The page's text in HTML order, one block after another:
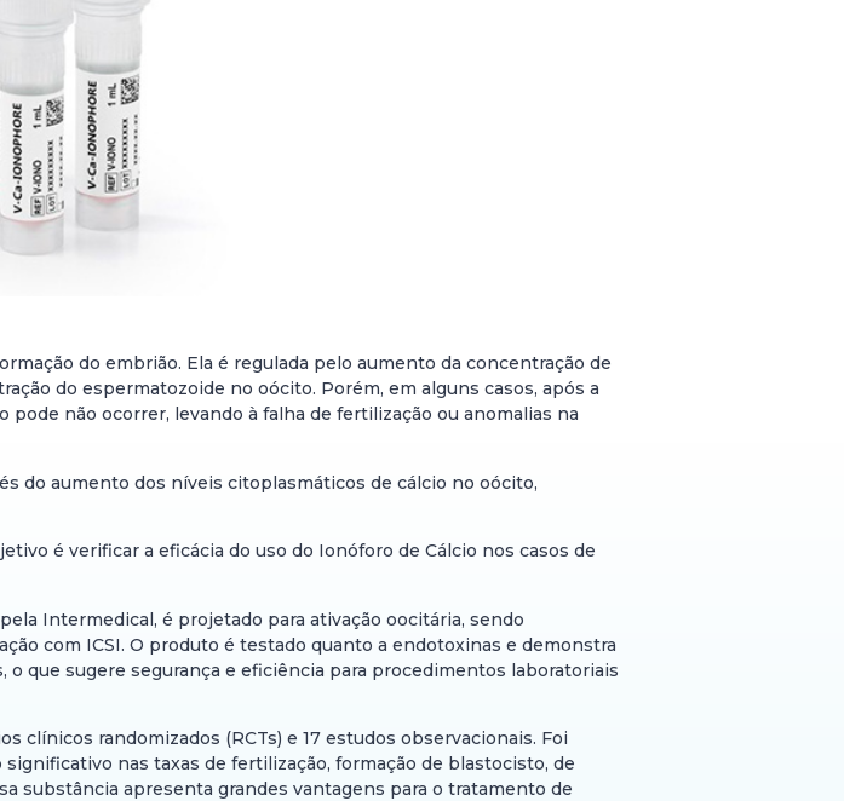
do embrião. Ela é regulada pelo aumento da concentração de
do espermatozoide no oócito. Porém, em alguns casos, após a
não ocorrer, levando à falha de fertilização ou anomalias na
do aumento dos níveis citoplasmáticos de cálcio no oócito,
é verificar a eficácia do uso do Ionóforo de Cálcio nos casos de
Intermedical, é projetado para ativação oocitária, sendo
com ICSI. O produto é testado quanto a endotoxinas e demonstra
que sugere segurança e eficiência para procedimentos laboratoriais
clínicos randomizados (RCTs) e 17 estudos observacionais. Foi
nas taxas de fertilização, formação de blastocisto, de
substância apresenta grandes vantagens para o tratamento de